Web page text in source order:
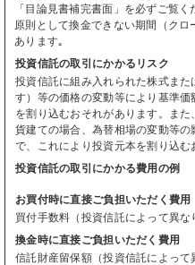
「目論見書補完書面」を必ずご覧
原則として換金できない期間（ク
あります｡
投資信託の取引にかかるリスク
投資信託に組み入れられた株式ま
す）等の価格の変動等により基準
を割り込むおそれがあります。ま
貨建ての場合、為替相場の変動等
で、これにより投資元本を割り込む
投資信託の取引にかかる費用の例
お買付時に直接ご負担いただく費用
買付手数料（投資信託によって異な
換金時に直接ご負担いただく費用
信託財産留保額（投資信託によって